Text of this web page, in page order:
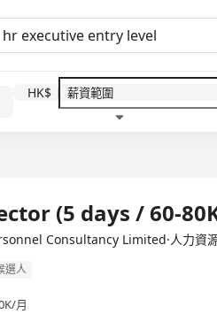
HK$
(5 days / 60-
Consultancy Limited·人力資
選人
月